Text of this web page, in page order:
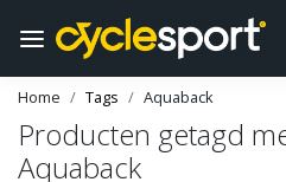
Home Tags Aquaback
Producten getagd
Aquaback